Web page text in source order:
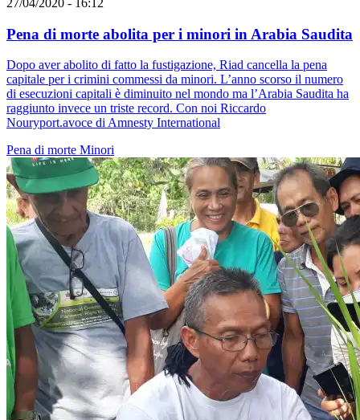
27/04/2020 - 16:12
Pena di morte abolita per i minori in Arabia Saudita
Dopo aver abolito di fatto la fustigazione, Riad cancella la pena
capitale per i crimini commessi da minori. L’anno scorso il numero
di esecuzioni capitali è diminuito nel mondo ma l’Arabia Saudita ha
raggiunto invece un triste record. Con noi Riccardo
Nouryport.avoce di Amnesty International
Pena di morte Minori